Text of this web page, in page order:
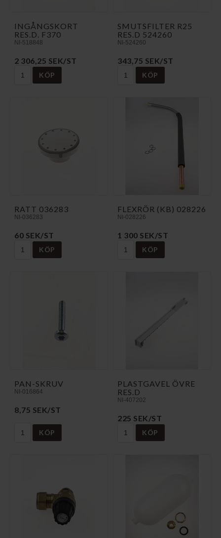
INGÅNGSKORT
RES.D. F370
NI-518848
2 306,25 SEK/ST
KÖP
SMUTSFILTER R25
RES.D 524260
NI-524260
343,75 SEK/ST
KÖP
RATT 036283
NI-036283
60 SEK/ST
KÖP
FLEXRÖR (KB) 028226
NI-028226
1 300 SEK/ST
KÖP
PAN-SKRUV
NI-016864
8,75 SEK/ST
KÖP
PLASTGAVEL ÖVRE
RES.D
NI-407202
225 SEK/ST
KÖP